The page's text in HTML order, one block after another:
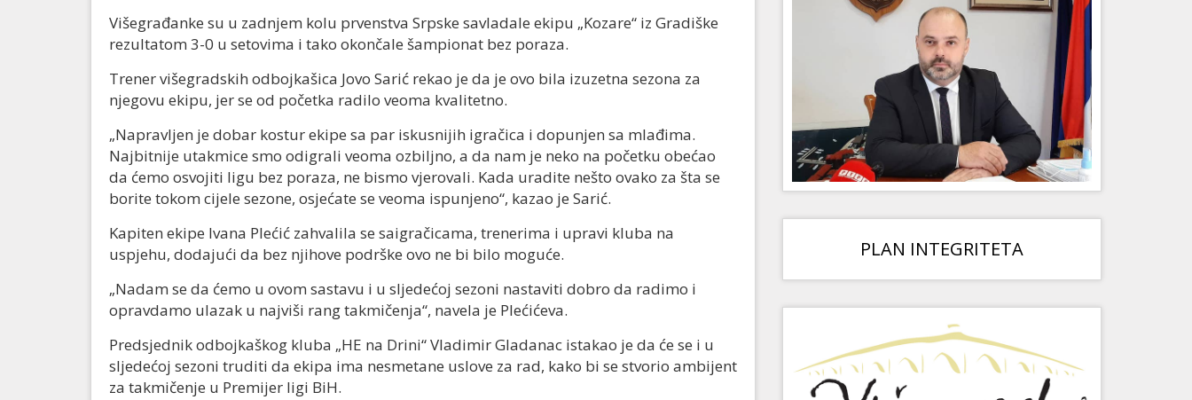
Višegrađanke su u zadnjem kolu prvenstva Srpske savladale ekipu „Kozare“ iz Gradiške
rezultatom 3-0 u setovima i tako okončale šampionat bez poraza.
Trener višegradskih odbojkašica Jovo Sarić rekao je da je ovo bila izuzetna sezona za
njegovu ekipu, jer se od početka radilo veoma kvalitetno.
„Napravljen je dobar kostur ekipe sa par iskusnijih igračica i dopunjen sa mlađima.
Najbitnije utakmice smo odigrali veoma ozbiljno, a da nam je neko na početku obećao
da ćemo osvojiti ligu bez poraza, ne bismo vjerovali. Kada uradite nešto ovako za šta se
borite tokom cijele sezone, osjećate se veoma ispunjeno“, kazao je Sarić.
Kapiten ekipe Ivana Plećić zahvalila se saigračicama, trenerima i upravi kluba na
uspjehu, dodajući da bez njihove podrške ovo ne bi bilo moguće.
„Nadam se da ćemo u ovom sastavu i u sljedećoj sezoni nastaviti dobro da radimo i
opravdamo ulazak u najviši rang takmičenja“, navela je Plećićeva.
Predsjednik odbojkaškog kluba „HE na Drini“ Vladimir Gladanac istakao je da će se i u
sljedećoj sezoni truditi da ekipa ima nesmetane uslove za rad, kako bi se stvorio ambijent
za takmičenje u Premijer ligi BiH.
PLAN INTEGRITETA